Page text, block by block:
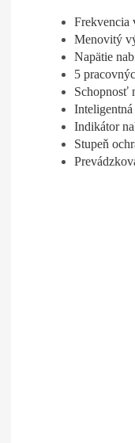
Frekvencia
Menovitý
Napätie
5
Schopnosť
Indikátor
Stupeň